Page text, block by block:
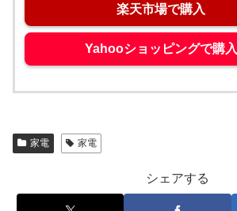
楽天市場で購入
Yahooショッピングで購入
家電 家電
シェアする